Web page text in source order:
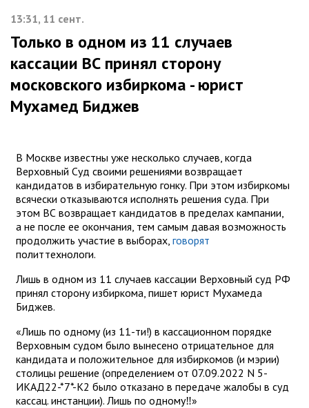
13:31, 11 сент.
Только в одном из 11 случаев
кассации ВС принял сторону
московского избиркома - юрист
Мухамед Биджев
В Москве известны уже несколько случаев, когда
Верховный Суд своими решениями возвращает
кандидатов в избирательную гонку. При этом избиркомы
всячески отказываются исполнять решения суда. При
этом ВС возвращает кандидатов в пределах кампании,
а не после ее окончания, тем самым давая возможность
продолжить участие в выборах, говорят
политтехнологи.
Лишь в одном из 11 случаев кассации Верховный суд РФ
принял сторону избиркома, пишет юрист Мухамеда
Биджев.
«Лишь по одному (из 11-ти!) в кассационном порядке
Верховным судом было вынесено отрицательное для
кандидата и положительное для избиркомов (и мэрии)
столицы решение (определением от 07.09.2022 N 5-
ИКАД22-*7*-К2 было отказано в передаче жалобы в суд
кассац. инстанции). Лишь по одному‼️»